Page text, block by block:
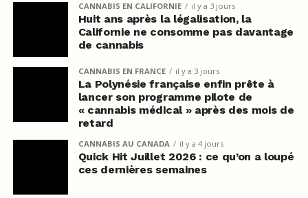
CANNABIS EN CALIFORNIE il y a 3 jours
Huit ans après la légalisation, la
Californie ne consomme pas davantage
de cannabis
CANNABIS EN FRANCE il y a 3 jours
La Polynésie française enfin prête à
lancer son programme pilote de
« cannabis médical » après des mois de
retard
CANNABIS AU CANADA il y a 4 jours
Quick Hit Juillet 2026 : ce qu’on a loupé
ces dernières semaines